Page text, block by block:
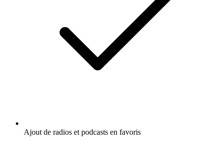
Ajout de radios et podcasts en favoris